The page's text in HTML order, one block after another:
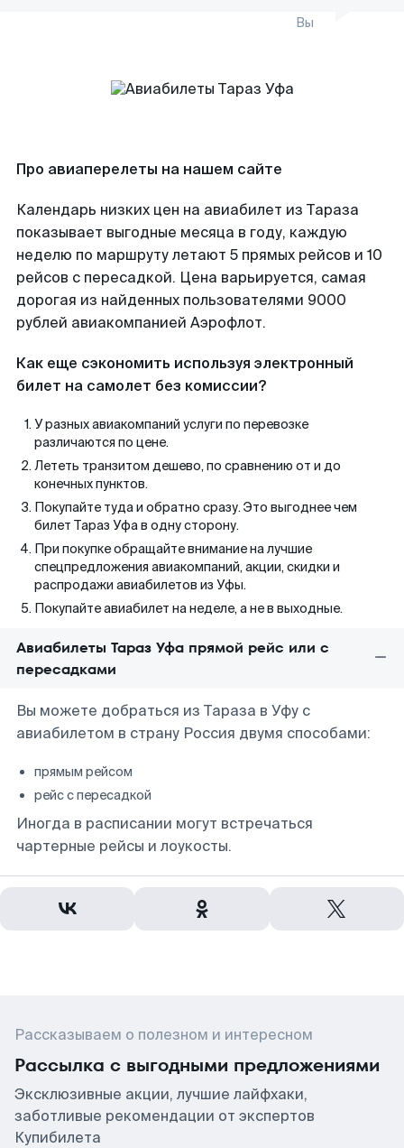
Вы
Про авиаперелеты на нашем сайте
Календарь низких цен на авиабилет из Тараза
показывает выгодные месяца в году, каждую
неделю по маршруту летают 5 прямых рейсов и 10
рейсов с пересадкой. Цена варьируется, самая
дорогая из найденных пользователями 9000
рублей авиакомпанией Аэрофлот.
Как еще сэкономить используя электронный
билет на самолет без комиссии?
У разных авиакомпаний услуги по перевозке
различаются по цене.
Лететь транзитом дешево, по сравнению от и до
конечных пунктов.
Покупайте туда и обратно сразу. Это выгоднее чем
билет Тараз Уфа в одну сторону.
При покупке обращайте внимание на лучшие
спецпредложения авиакомпаний, акции, скидки и
распродажи авиабилетов из Уфы.
Покупайте авиабилет на неделе, а не в выходные.
Авиабилеты Тараз Уфа прямой рейс или с
пересадками
Вы можете добраться из Тараза в Уфу с
авиабилетом в страну Россия двумя способами:
прямым рейсом
рейс с пересадкой
Иногда в расписании могут встречаться
чартерные рейсы и лоукосты.
Рассказываем о полезном и интересном
Рассылка с выгодными предложениями
Эксклюзивные акции, лучшие лайфхаки,
заботливые рекомендации от экспертов
Купибилета